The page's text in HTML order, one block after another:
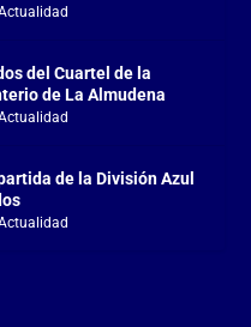
del Cuartel de la
de La Almudena
de la División Azul